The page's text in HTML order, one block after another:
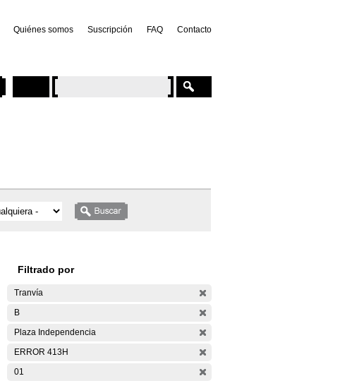
Quiénes somos Suscripción FAQ Contacto
Filtrado por
Tranvía
B
Plaza Independencia
ERROR 413H
01